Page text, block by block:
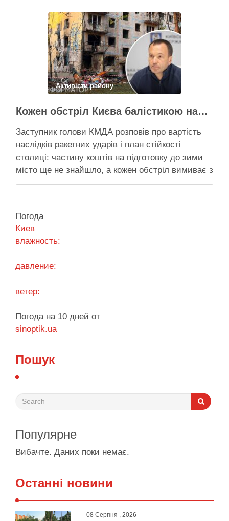
трохи більше ніж на 20%. За його словами, до
старту опалювального сезону …
Поділитися у соцмережах:
Активісти району
Кожен обстріл Києва балістикою наносить місту збитків на 300-500 мільйонів – Петро Пантелеєв
Заступник голови КМДА розповів про вартість
наслідків ракетних ударів і план стійкості
столиці: частину коштів на підготовку до зими
місто ще не знайшло, а кожен обстріл вимиває з
казни міста ще більше коштів Балістичний удар
містян …
Погода
Киев
влажность:
давление:
ветер:
Погода на 10 дней от
sinoptik.ua
Пошук
Популярне
Вибачте. Даних поки немає.
Останні новини
08 Серпня , 2026